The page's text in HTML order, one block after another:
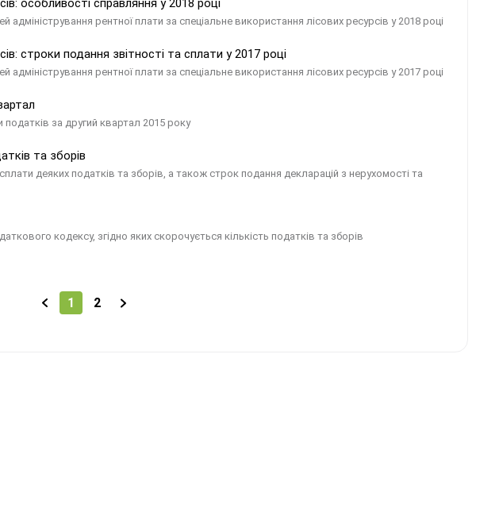
особливості справляння у 2018 році
рентної плати за спеціальне використання лісових ресурсів у 2018 році
строки подання звітності та сплати у 2017 році
рентної плати за спеціальне використання лісових ресурсів у 2017 році
податків за другий квартал 2015 року
та зборів
деяких податків та зборів, а також строк подання декларацій з нерухомості та
кодексу, згідно яких скорочується кількість податків та зборів
1 2